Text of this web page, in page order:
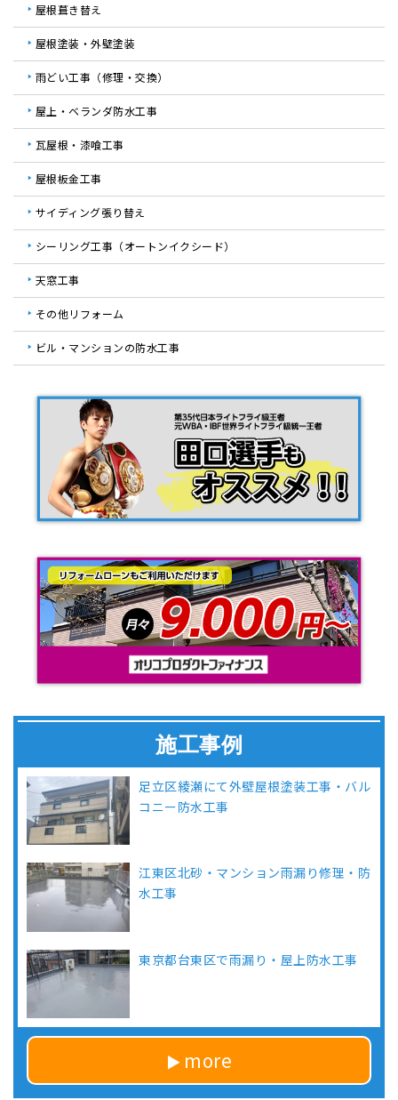
屋根葺き替え
屋根塗装・外壁塗装
雨どい工事（修理・交換）
屋上・ベランダ防水工事
瓦屋根・漆喰工事
屋根板金工事
サイディング張り替え
シーリング工事（オートンイクシード）
天窓工事
その他リフォーム
ビル・マンションの防水工事
施工事例
足立区綾瀬にて外壁屋根塗装工事・バル
コニー防水工事
江東区北砂・マンション雨漏り修理・防
水工事
東京都台東区で雨漏り・屋上防水工事
more